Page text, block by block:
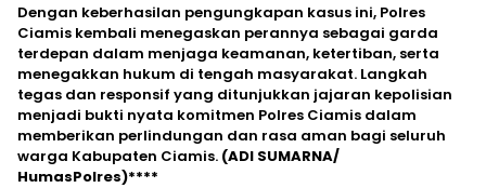
Dengan keberhasilan pengungkapan kasus ini, Polres
Ciamis kembali menegaskan perannya sebagai garda
terdepan dalam menjaga keamanan, ketertiban, serta
menegakkan hukum di tengah masyarakat. Langkah
tegas dan responsif yang ditunjukkan jajaran kepolisian
menjadi bukti nyata komitmen Polres Ciamis dalam
memberikan perlindungan dan rasa aman bagi seluruh
warga Kabupaten Ciamis. (ADI SUMARNA/
HumasPolres)****